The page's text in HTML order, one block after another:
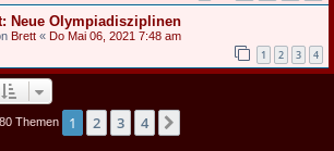
Neue Olympiadisziplinen
Brett « Do Mai 06, 2021 7:48 am
1 2 3 4
80 Themen 1 2 3 4